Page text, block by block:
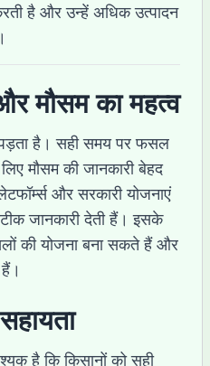
है और उन्हें अधिक उत्पादन
मौसम का महत्व
है। सही समय पर फसल
मौसम की जानकारी बेहद
और सरकारी योजनाएं
जानकारी देती हैं। इसके
की योजना बना सकते हैं और
है कि किसानों को सही